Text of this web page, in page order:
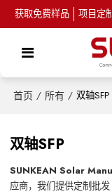
获取免费样品 项目定
首页 / 所有 / 双轴SFP
双轴SFP
SUNKEAN Solar
应商，我们提供定制批